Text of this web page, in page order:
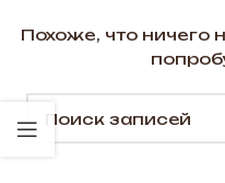
Похоже, что